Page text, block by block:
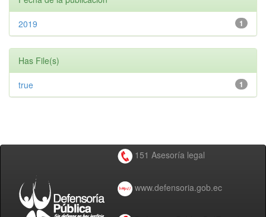
1
2019
Has File(s)
1
true
151 Asesoría legal
www.defensoria.gob.ec